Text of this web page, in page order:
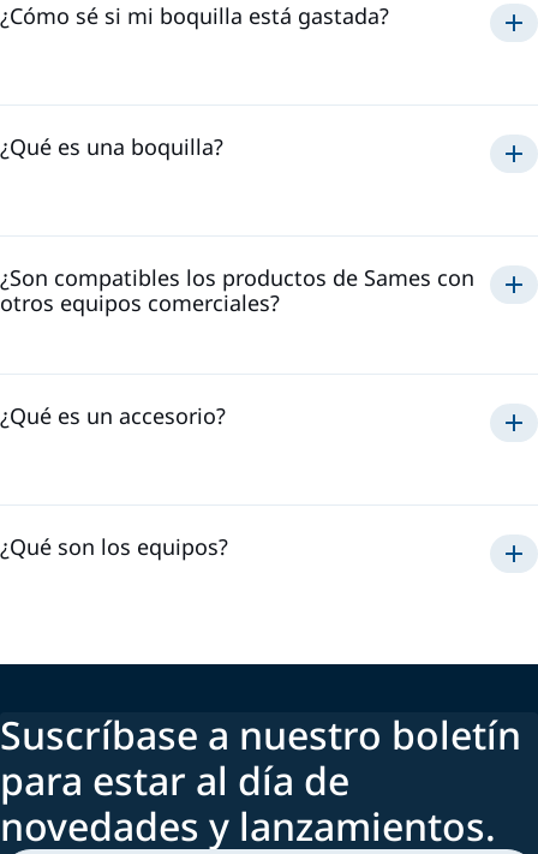
¿Cómo sé si mi boquilla está gastada?
¿Qué es una boquilla?
¿Son compatibles los productos de Sames con
otros equipos comerciales?
¿Qué es un accesorio?
¿Qué son los equipos?
Suscríbase a nuestro boletín
para estar al día de
novedades y lanzamientos.